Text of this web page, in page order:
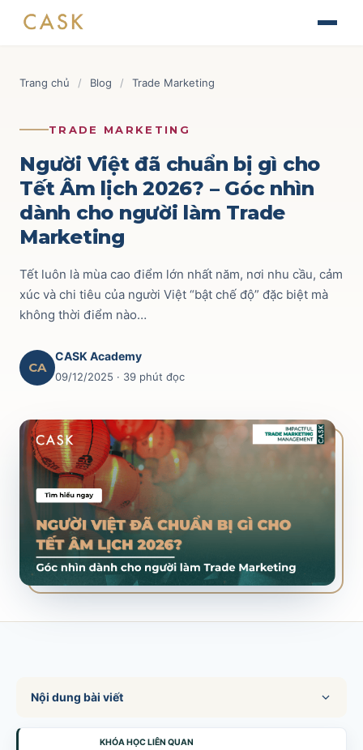
The Journey of Brand Building
Thiết kế chiến lược & kế hoạch Marketing
Tài chính ứng dụng cho quản lý thương mại
Lập kế hoạch kinh doanh hàng năm
TRADE & CHANNEL
Impactful Trade Marketing Management
Thiết kế chiến lược & kế hoạch Trade Marketing
Data-driven Trade Marketing Excellence
Phân tích dữ liệu Trade Marketing
Route To Market Strategy
SALES & DISTRIBUTION
Modern Trade Key Account Management
Quản trị khách hàng trọng điểm kênh hiện đại
Design Winning Ecommerce Channel
Chiến lược kênh thương mại điện tử
LỊCH HỌC
Xem lịch khai giảng tất cả khóa học
Đăng ký ngay →
Trade Marketing 110
Route to Market 52
Commercial Finance
Key Account 42
Liên hệ
Trang chủ / Blog / Trade Marketing
TRADE MARKETING
Người Việt đã chuẩn bị gì cho
Tết Âm lịch 2026? – Góc nhìn
dành cho người làm Trade
Marketing
Tết luôn là mùa cao điểm lớn nhất năm, nơi nhu cầu, cảm
xúc và chi tiêu của người Việt “bật chế độ” đặc biệt mà
không thời điểm nào…
CA
CASK Academy
09/12/2025 · 39 phút đọc
Nội dung bài viết
KHÓA HỌC LIÊN QUAN